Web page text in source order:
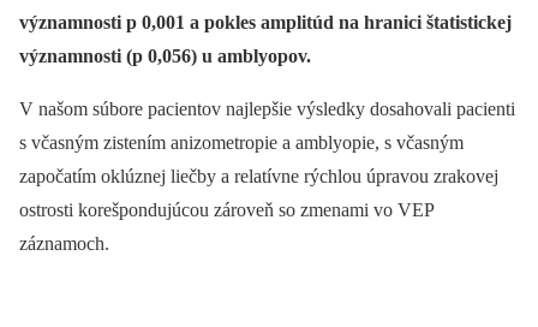
významnosti p 0,001 a pokles amplitúd na hranici štatistickej
významnosti (p 0,056) u amblyopov.
V našom súbore pacientov najlepšie výsledky dosahovali pacienti
s včasným zistením anizometropie a amblyopie, s včasným
započatím oklúznej liečby a relatívne rýchlou úpravou zrakovej
ostrosti korešpondujúcou zároveň so zmenami vo VEP
záznamoch.